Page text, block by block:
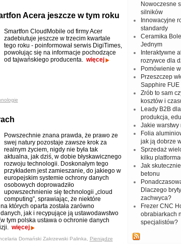
Acera jeszcze w tym roku
Smartfon CloudMobile od firmy Acer
zadebiutuje jeszcze w trzecim kwartale
tego roku - poinformował serwis DigiTimes,
powołując się na informacje pochodzące
od tajwańskiego producenta. więcej
Powszechnie znana prawda, że prawo ze
swej natury pozostaje zawsze krok za
realnym życiem, nigdy nie była tak
aktualna, jak dziś, w dobie błyskawicznego
rozwoju technologii. Doskonałym tego
przykładem jest zamieszanie, do jakiego w
europejskim systemie ochrony danych
osobowych doprowadziło
upowszechnienie się technologii „cloud
computing”, sprawiając, że niektóre
których oparta została zarówno
jak i recypujące ją ustawodawstwo
tym polska ustawa o ochronie danych
więcej
Domański Zakrzewski Palinka, Pieniądze
Nowoczesne
silników
Innowacyjne
standardy
Ceramika
Jednym
Interaktywne
rozrywce dla
Pomówienie
Przeszczep
Sapphire
Zrób to sam
kosztów i
Leady B2B
produkcja,
Jakie warstwy
Folia
jak ją dobrze
Sprzedaż
kilku
Jak
betonu
Dlaczego
zachwyca?
Frezer CNC
obrabiarkach
specjalistów?